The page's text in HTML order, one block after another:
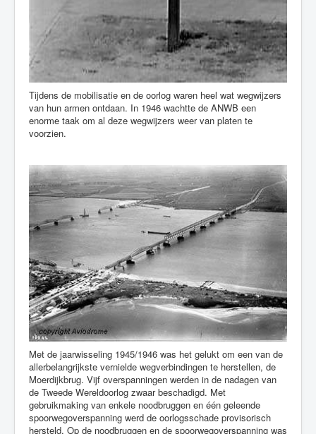
Tijdens de mobilisatie en de oorlog waren heel wat wegwijzers
van hun armen ontdaan. In 1946 wachtte de ANWB een
enorme taak om al deze wegwijzers weer van platen te
voorzien.
Met de jaarwisseling 1945/1946 was het gelukt om een van de
allerbelangrijkste vernielde wegverbindingen te herstellen, de
Moerdijkbrug. Vijf overspanningen werden in de nadagen van
de Tweede Wereldoorlog zwaar beschadigd. Met
gebruikmaking van enkele noodbruggen en één geleende
spoorwegoverspanning werd de oorlogsschade provisorisch
hersteld. Op de noodbruggen en de spoorwegoverspanning was